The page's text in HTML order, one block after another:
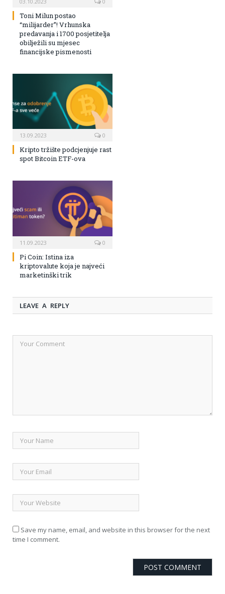
Toni Milun postao
“milijarder”! Vrhunska
predavanja i 1700 posjetitelja
obilježili su mjesec
financijske pismenosti
13.09.2023 0
Kripto tržište podcjenjuje rast
spot Bitcoin ETF-ova
11.09.2023 0
Pi Coin: Istina iza
kriptovalute koja je najveći
marketinški trik
LEAVE A REPLY
Save my name, email, and website in this browser for the next
time I comment.